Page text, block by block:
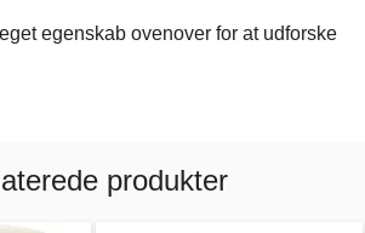
egenskab ovenover for at udforske
produkter